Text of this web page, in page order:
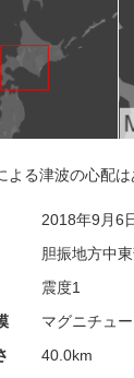
よる津波の心配は
2018年9月6
胆振地方中
震度1
マグニチュ
40.0km